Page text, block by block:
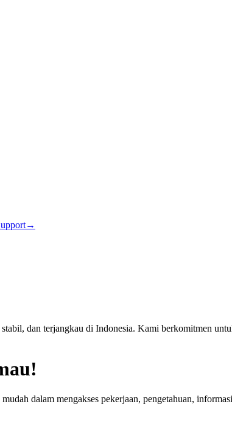
→
dan terjangkau di Indonesia. Kami berkomitmen
dalam mengakses pekerjaan, pengetahuan,